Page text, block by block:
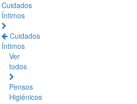
Cuidados
Íntimos
Cuidados
Íntimos
Ver
todos
Pensos
Higiénicos